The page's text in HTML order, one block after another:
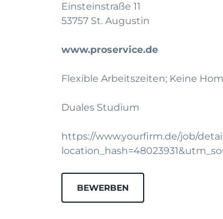
Einsteinstraße 11
53757 St. Augustin
www.proservice.de
Flexible Arbeitszeiten; Keine
Duales Studium
https://www.yourfirm.de/job/
BEWERBEN